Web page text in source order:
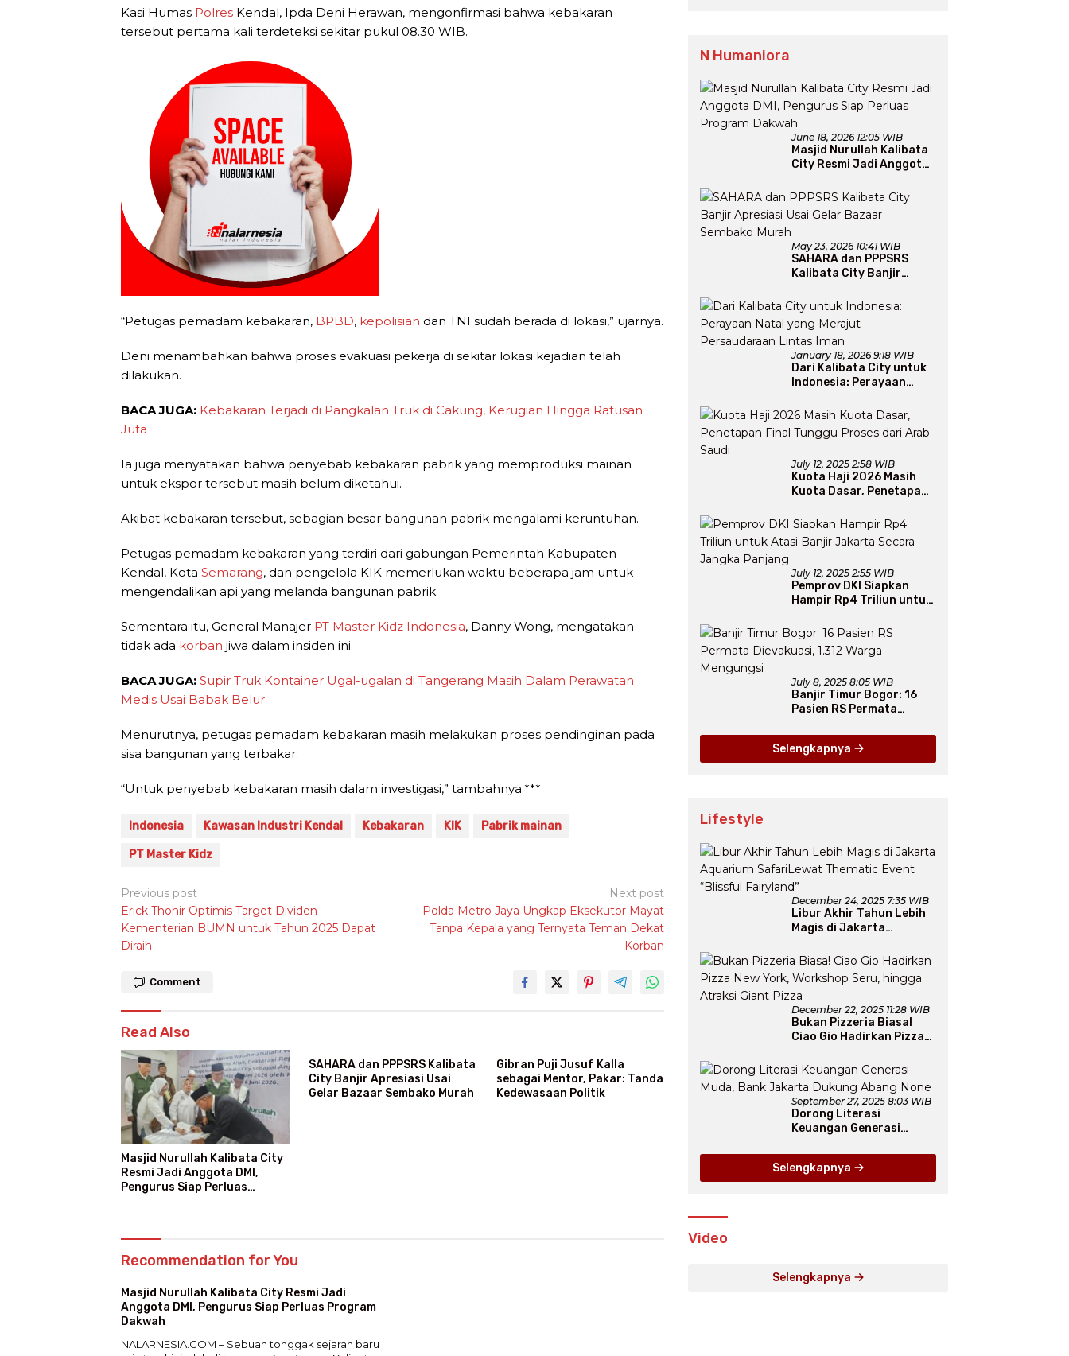
Kasi Humas Polres Kendal, Ipda Deni Herawan, mengonfirmasi bahwa kebakaran
tersebut pertama kali terdeteksi sekitar pukul 08.30 WIB.
“Petugas pemadam kebakaran, BPBD, kepolisian dan TNI sudah berada di lokasi,” ujarnya.
Deni menambahkan bahwa proses evakuasi pekerja di sekitar lokasi kejadian telah
dilakukan.
BACA JUGA: Kebakaran Terjadi di Pangkalan Truk di Cakung, Kerugian Hingga Ratusan
Juta
Ia juga menyatakan bahwa penyebab kebakaran pabrik yang memproduksi mainan
untuk ekspor tersebut masih belum diketahui.
Akibat kebakaran tersebut, sebagian besar bangunan pabrik mengalami keruntuhan.
Petugas pemadam kebakaran yang terdiri dari gabungan Pemerintah Kabupaten
Kendal, Kota Semarang, dan pengelola KIK memerlukan waktu beberapa jam untuk
mengendalikan api yang melanda bangunan pabrik.
Sementara itu, General Manajer PT Master Kidz Indonesia, Danny Wong, mengatakan
tidak ada korban jiwa dalam insiden ini.
BACA JUGA: Supir Truk Kontainer Ugal-ugalan di Tangerang Masih Dalam Perawatan
Medis Usai Babak Belur
Menurutnya, petugas pemadam kebakaran masih melakukan proses pendinginan pada
sisa bangunan yang terbakar.
“Untuk penyebab kebakaran masih dalam investigasi,” tambahnya.***
Indonesia Kawasan Industri Kendal Kebakaran KIK Pabrik mainan
PT Master Kidz
Post
navigation
Previous post
Erick Thohir Optimis Target Dividen
Kementerian BUMN untuk Tahun 2025 Dapat
Diraih
Next post
Polda Metro Jaya Ungkap Eksekutor Mayat
Tanpa Kepala yang Ternyata Teman Dekat
Korban
Comment
Read Also
Masjid Nurullah Kalibata City
Resmi Jadi Anggota DMI,
Pengurus Siap Perluas
SAHARA dan PPPSRS Kalibata
City Banjir Apresiasi Usai
Gelar Bazaar Sembako Murah
Gibran Puji Jusuf Kalla
sebagai Mentor, Pakar: Tanda
Kedewasaan Politik
Recommendation for You
Masjid Nurullah Kalibata City Resmi Jadi
Anggota DMI, Pengurus Siap Perluas Program
Dakwah
NALARNESIA.COM – Sebuah tonggak sejarah baru
N Humaniora
June 18, 2026 12:05 WIB
Masjid Nurullah Kalibata
City Resmi Jadi Anggota
Perluas Program Dakwah
May 23, 2026 10:41 WIB
SAHARA dan PPPSRS
Kalibata City Banjir
Bazaar Sembako Murah
January 18, 2026 9:18 WIB
Dari Kalibata City untuk
Indonesia: Perayaan
Persaudaraan Lintas
Iman
July 12, 2025 2:58 WIB
Kuota Haji 2026 Masih
Kuota Dasar, Penetapan
Arab Saudi
July 12, 2025 2:55 WIB
Pemprov DKI Siapkan
Hampir Rp4 Triliun untuk
Secara Jangka Panjang
July 8, 2025 8:05 WIB
Banjir Timur Bogor: 16
Pasien RS Permata
Mengungsi
Selengkapnya
Lifestyle
December 24, 2025 7:35 WIB
Libur Akhir Tahun Lebih
Magis di Jakarta
Thematic Event “Blissful
Fairyland”
December 22, 2025 11:28 WIB
Bukan Pizzeria Biasa!
Ciao Gio Hadirkan Pizza
Seru, hingga Atraksi
Giant Pizza
September 27, 2025 8:03 WIB
Dorong Literasi
Keuangan Generasi
Dukung Abang None
Selengkapnya
Video
Selengkapnya